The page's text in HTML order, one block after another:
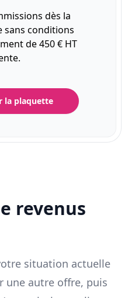
dès la
sans conditions
de 450 € HT
la plaquette
revenus
situation actuelle
une autre offre, puis